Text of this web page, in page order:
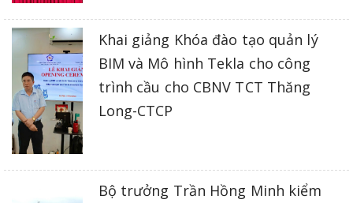
Khai giảng Khóa đào tạo quản lý
BIM và Mô hình Tekla cho công
trình cầu cho CBNV TCT Thăng
Long-CTCP
Bộ trưởng Trần Hồng Minh kiểm